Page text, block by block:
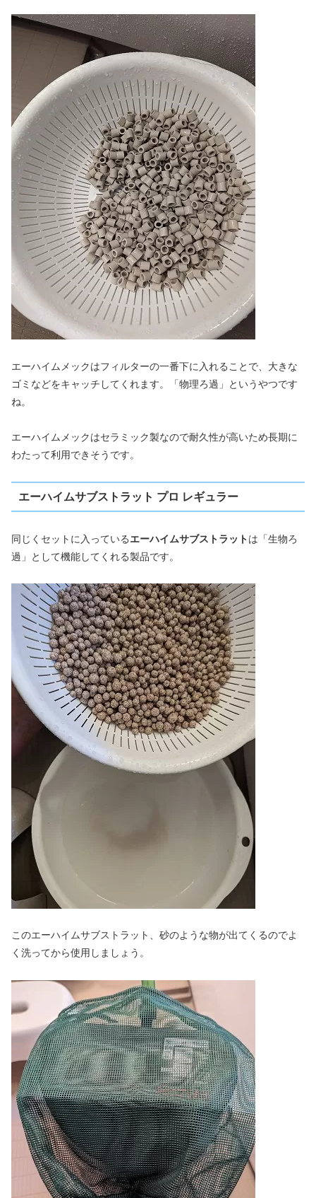
エーハイムメックはフィルターの一番下に入れることで、大きな
ゴミなどをキャッチしてくれます。「物理ろ過」というやつです
ね。
エーハイムメックはセラミック製なので耐久性が高いため長期に
わたって利用できそうです。
エーハイムサブストラット プロ レギュラー
同じくセットに入っているエーハイムサブストラットは「生物ろ
過」として機能してくれる製品です。
このエーハイムサブストラット、砂のような物が出てくるのでよ
く洗ってから使用しましょう。